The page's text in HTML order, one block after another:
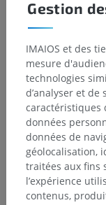
Gestion
IMAIOS et des
mesure
technologies
d’analyser et
caractéristiques
données
données de
géolocalisation,
traitées aux fins
l’expérience
contenus,